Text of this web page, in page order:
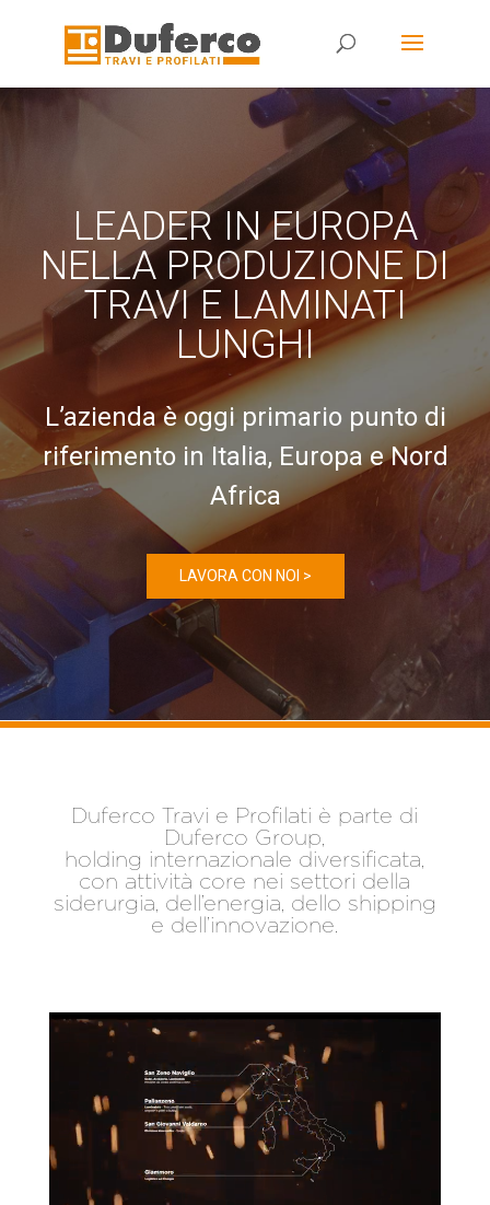
LEADER IN EUROPA
NELLA PRODUZIONE DI
TRAVI E LAMINATI
LUNGHI
L’azienda è oggi primario punto di
riferimento in Italia, Europa e Nord
Africa
LAVORA CON NOI >
Duferco Travi e Profilati è parte di
Duferco Group,
holding internazionale diversificata,
con attività core nei settori della
siderurgia, dell’energia, dello shipping
e dell’innovazione.
Video